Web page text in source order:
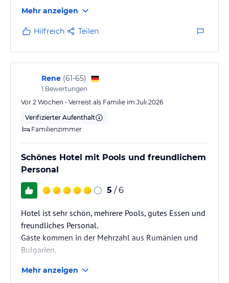
Mehr anzeigen
Hilfreich Teilen
Rene (61-65)
1 Bewertungen
Vor 2 Wochen • Verreist als Familie im Juli 2026
Verifizierter Aufenthalt
Familienzimmer
Schönes Hotel mit Pools und freundlichem
Personal
5 / 6
Hotel ist sehr schön, mehrere Pools, gutes Essen und
freundliches Personal.
Gäste kommen in der Mehrzahl aus Rumänien und
Bulgarien.
Mehr anzeigen